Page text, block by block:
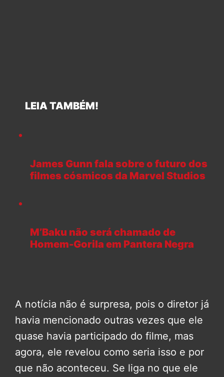
LEIA TAMBÉM!
James Gunn fala sobre o futuro dos
filmes cósmicos da Marvel Studios
M’Baku não será chamado de
Homem-Gorila em Pantera Negra
A notícia não é surpresa, pois o diretor já
havia mencionado outras vezes que ele
quase havia participado do filme, mas
agora, ele revelou como seria isso e por
que não aconteceu. Se liga no que ele